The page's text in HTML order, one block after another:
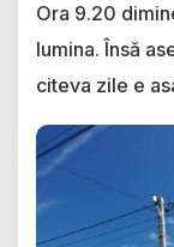
Ora 9.20
lumina. Însă
citeva zile e